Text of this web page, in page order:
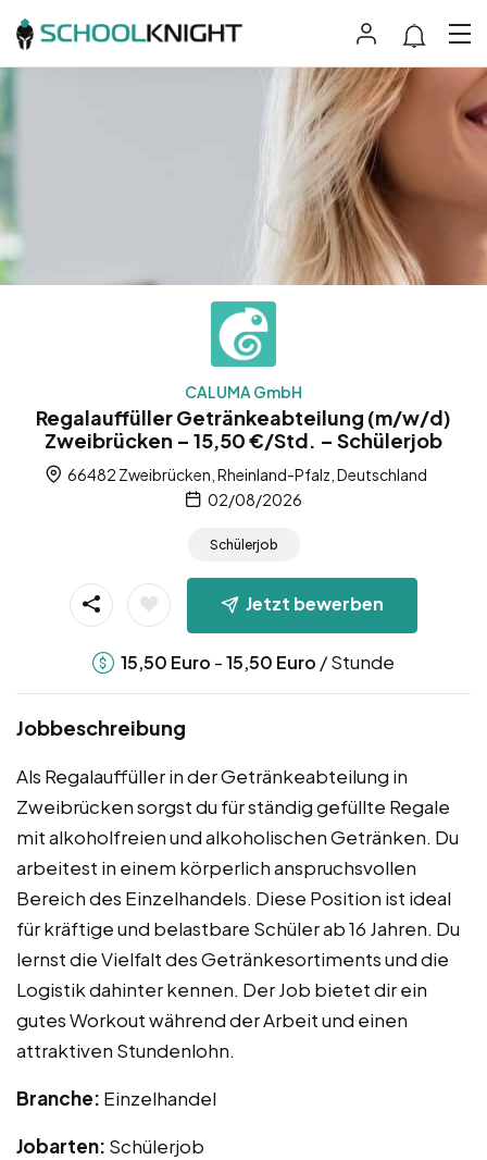
CALUMA GmbH
Regalauffüller Getränkeabteilung (m/w/d)
Zweibrücken – 15,50 €/Std. – Schülerjob
66482 Zweibrücken, Rheinland-Pfalz, Deutschland
02/08/2026
Schülerjob
Jetzt bewerben
15,50 Euro -15,50 Euro / Stunde
Jobbeschreibung
Als Regalauffüller in der Getränkeabteilung in
Zweibrücken sorgst du für ständig gefüllte Regale
mit alkoholfreien und alkoholischen Getränken. Du
arbeitest in einem körperlich anspruchsvollen
Bereich des Einzelhandels. Diese Position ist ideal
für kräftige und belastbare Schüler ab 16 Jahren. Du
lernst die Vielfalt des Getränkesortiments und die
Logistik dahinter kennen. Der Job bietet dir ein
gutes Workout während der Arbeit und einen
attraktiven Stundenlohn.
Branche: Einzelhandel
Jobarten: Schülerjob